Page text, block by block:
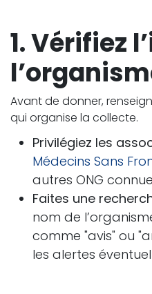
1. Vérifiez
Avant de donner,
qui organise la collecte.
Privilégiez les
Médecins Sans
autres ONG
Faites une
nom de
comme "avis" ou
les alertes